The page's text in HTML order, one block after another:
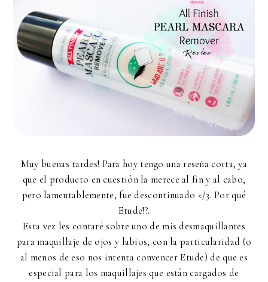
Muy buenas tardes! Para hoy tengo una reseña corta, ya
que el producto en cuestión la merece al fin y al cabo,
pero lamentablemente, fue descontinuado </3. Por qué
Etude!?.
Esta vez les contaré sobre uno de mis desmaquillantes
para maquillaje de ojos y labios, con la particularidad (o
al menos de eso nos intenta convencer Etude) de que es
especial para los maquillajes que están cargados de